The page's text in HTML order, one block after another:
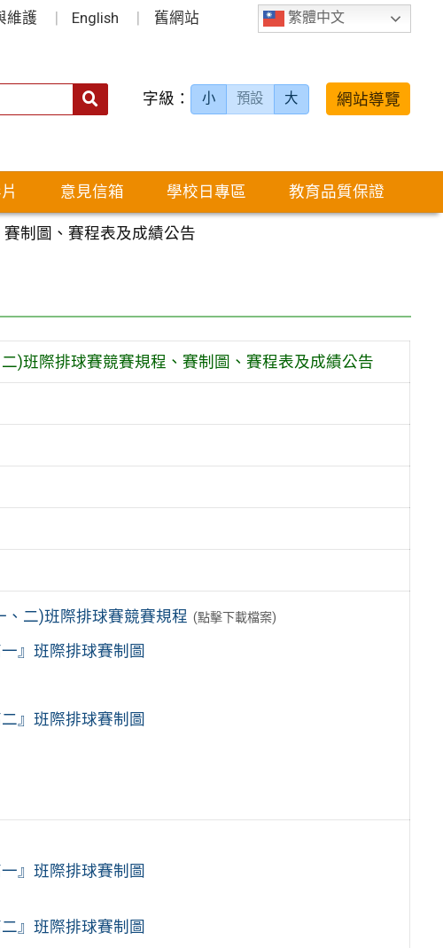
繁體中文
維護 English 舊網站
字級： 小 預設 大 網站導覽
意見信箱 學校日專區 教育品質保證
制圖、賽程表及成績公告
)班際排球賽競賽規程、賽制圖、賽程表及成績公告
二)班際排球賽競賽規程 (點擊下載檔案)
』班際排球賽制圖
』班際排球賽制圖
』班際排球賽制圖
』班際排球賽制圖